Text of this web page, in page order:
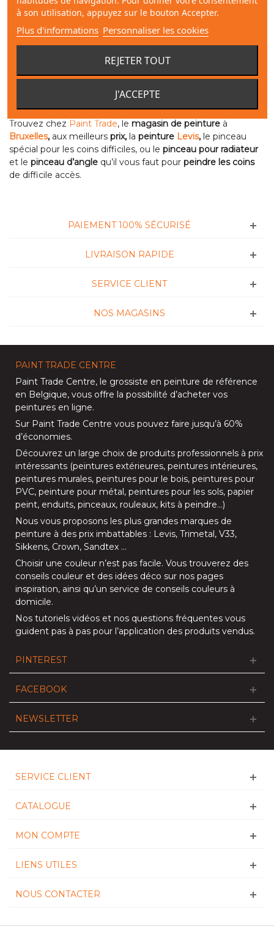
Montrer 1 - 2 sur 2 produits
Trouvez chez Paint Trade, le magasin de peinture à
Bruxelles, aux meilleurs prix, la peinture Levis, le pinceau
spécial pour les coins difficiles, ou le pinceau pour radiateur
et le pinceau d’angle qu’il vous faut pour peindre les coins
de difficile accès.
PAIEMENT 100% SÉCURISÉ
LIVRAISON RAPIDE
SERVICE CLIENT
NOS MAGASINS
PAINT TRADE CENTRE
Paint Trade Centre, le grossiste en peinture de référence
en Belgique, vous offre la possibilité d’acheter vos
peintures en ligne.
Sur Paint Trade Centre vous pouvez faire jusqu’à 60%
d’économies.
Découvrez un large choix de produits professionnels à prix
intéressants (peintures extérieures, peintures intérieures,
peintures murales, peintures pour le bois, peintures pour
PVC, peinture pour métal, peintures pour les sols, papier
peint, enduits, pinceaux, rouleaux, kits à peindre…)
Nous vous proposons les plus grandes marques de
peinture à des prix imbattables : Levis, Trimetal, V33,
Sikkens, Crown, Sandtex …
Choisir une couleur n’est pas facile. Vous trouverez des
conseils couleur et des idées déco sur nos pages
inspiration, ainsi qu’un service de conseils couleurs à
domicile.
Nos tutoriels vidéos et nos questions fréquentes vous
guident pas à pas pour l’application des produits vendus.
PINTEREST
FACEBOOK
NEWSLETTER
à son utilisation, appuyez sur le bouton Accepter.
Plus d'informations Personnaliser les cookies
REJETER TOUT
J'ACCEPTE
SERVICE CLIENT
CATALOGUE
MON COMPTE
LIENS UTILES
NOUS CONTACTER